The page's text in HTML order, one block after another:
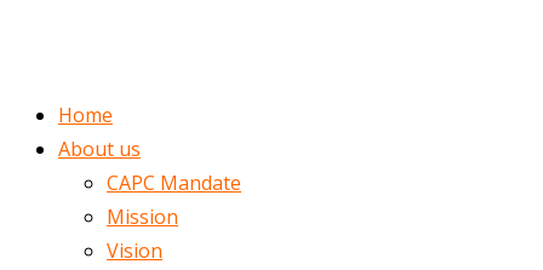
Home
About us
CAPC Mandate
Mission
Vision